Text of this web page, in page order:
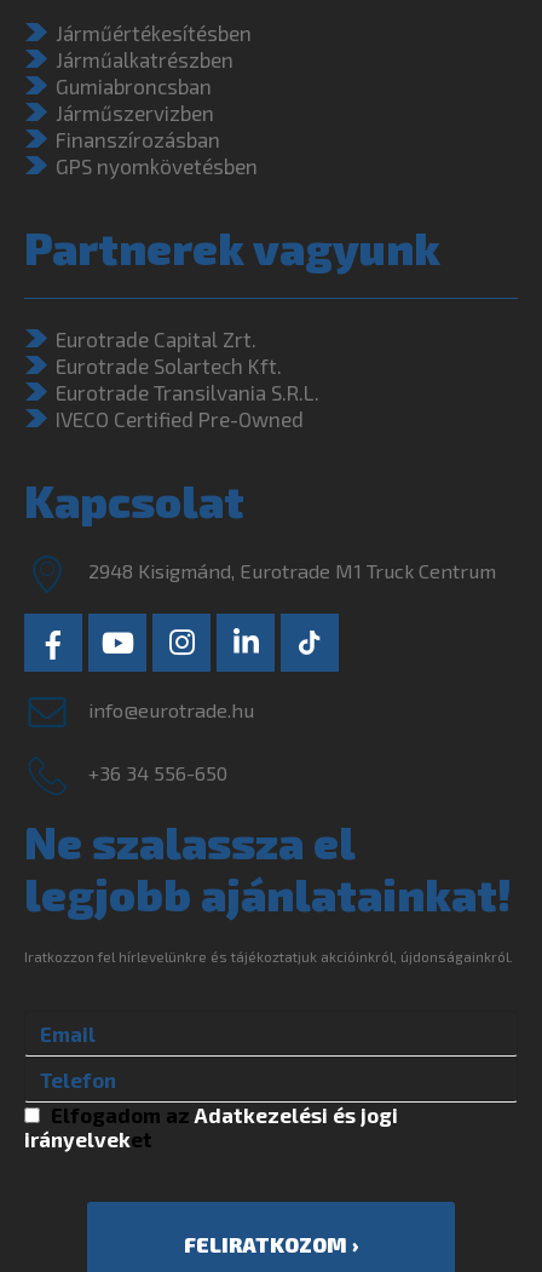
Járműértékesítésben
Járműalkatrészben
Gumiabroncsban
Járműszervizben
Finanszírozásban
GPS nyomkövetésben
Partnerek vagyunk
Eurotrade Capital Zrt.
Eurotrade Solartech Kft.
Eurotrade Transilvania S.R.L.
IVECO Certified Pre-Owned
Kapcsolat
2948 Kisigmánd, Eurotrade M1 Truck Centrum
info@eurotrade.hu
+36 34 556-650
Ne szalassza el
legjobb ajánlatainkat!
Iratkozzon fel hírlevelünkre és tájékoztatjuk akcióinkról, újdonságainkról.
Elfogadom az Adatkezelési és jogi
irányelveket